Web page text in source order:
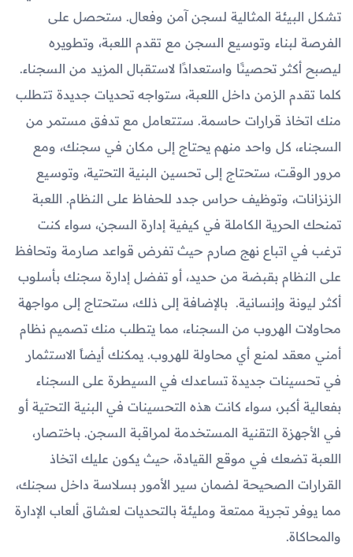
تشكل البيئة المثالية لسجن آمن وفعال. ستحصل على
الفرصة لبناء وتوسيع السجن مع تقدم اللعبة، وتطويره
ليصبح أكثر تحصينًا واستعدادًا لاستقبال المزيد من السجناء.
كلما تقدم الزمن داخل اللعبة، ستواجه تحديات جديدة تتطلب
منك اتخاذ قرارات حاسمة. ستتعامل مع تدفق مستمر من
السجناء، كل واحد منهم يحتاج إلى مكان في سجنك، ومع
مرور الوقت، ستحتاج إلى تحسين البنية التحتية، وتوسيع
الزنزانات، وتوظيف حراس جدد للحفاظ على النظام. اللعبة
تمنحك الحرية الكاملة في كيفية إدارة السجن، سواء كنت
ترغب في اتباع نهج صارم حيث تفرض قواعد صارمة وتحافظ
على النظام بقبضة من حديد، أو تفضل إدارة سجنك بأسلوب
أكثر ليونة وإنسانية. بالإضافة إلى ذلك، ستحتاج إلى مواجهة
محاولات الهروب من السجناء، مما يتطلب منك تصميم نظام
أمني معقد لمنع أي محاولة للهروب. يمكنك أيضاً الاستثمار
في تحسينات جديدة تساعدك في السيطرة على السجناء
بفعالية أكبر، سواء كانت هذه التحسينات في البنية التحتية أو
في الأجهزة التقنية المستخدمة لمراقبة السجن. باختصار،
اللعبة تضعك في موقع القيادة، حيث يكون عليك اتخاذ
القرارات الصحيحة لضمان سير الأمور بسلاسة داخل سجنك،
مما يوفر تجربة ممتعة ومليئة بالتحديات لعشاق ألعاب الإدارة
والمحاكاة.